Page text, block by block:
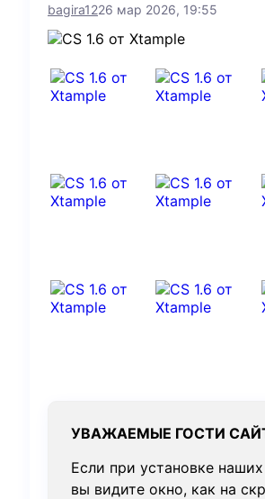
bagira1226 мар 2026, 19:55
УВАЖАЕМЫЕ ГОСТИ
Если при установке
вы видите окно, как на